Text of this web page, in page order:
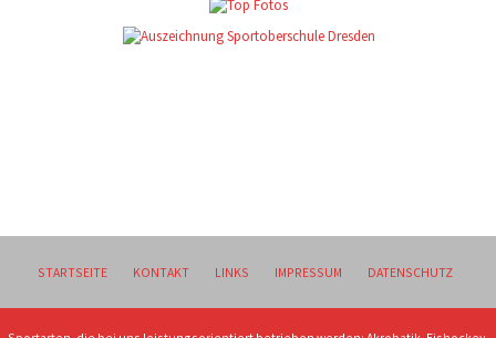
STARTSEITE KONTAKT LINKS IMPRESSUM DATENSCHUTZ